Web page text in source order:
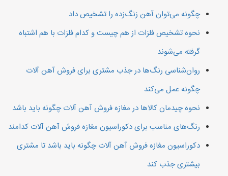
چگونه می‌توان آهن زنگ‌زده را تشخیص داد
نحوه تشخیص فلزات از هم چیست و کدام فلزات با هم اشتباه
گرفته می‌شوند
روان‌شناسی رنگ‌ها در جذب مشتری برای فروش آهن آلات
چگونه عمل می‌کند
نحوه چیدمان کالاها در مغازه فروش آهن آلات چگونه باید باشد
رنگ‌های مناسب برای دکوراسیون مغازه فروش آهن آلات کدامند
دکوراسیون مغازه فروش آهن آلات چگونه باید باشد تا مشتری
بیشتری جذب کند